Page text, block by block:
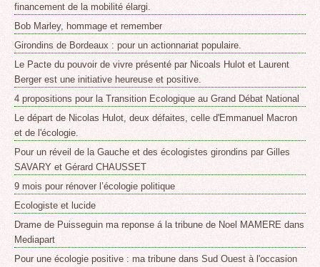
financement de la mobilité élargi.
Bob Marley, hommage et remember
Girondins de Bordeaux : pour un actionnariat populaire.
Le Pacte du pouvoir de vivre présenté par Nicoals Hulot et Laurent
Berger est une initiative heureuse et positive.
4 propositions pour la Transition Ecologique au Grand Débat National
Le départ de Nicolas Hulot, deux défaites, celle d'Emmanuel Macron
et de l'écologie.
Pour un réveil de la Gauche et des écologistes girondins par Gilles
SAVARY et Gérard CHAUSSET
9 mois pour rénover l’écologie politique
Ecologiste et lucide
Drame de Puisseguin ma reponse á la tribune de Noel MAMERE dans
Mediapart
Pour une écologie positive : ma tribune dans Sud Ouest à l'occasion